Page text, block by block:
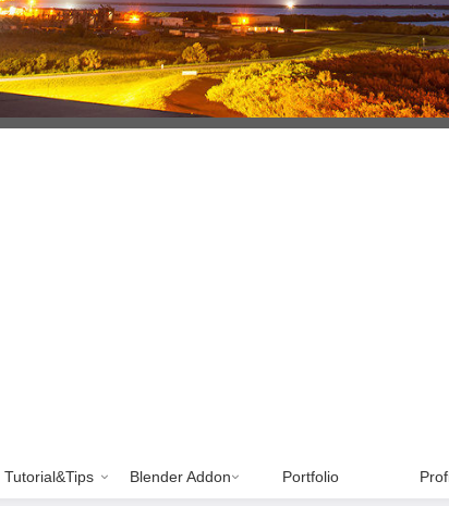
Tutorial&Tips Blender Addon Portfolio